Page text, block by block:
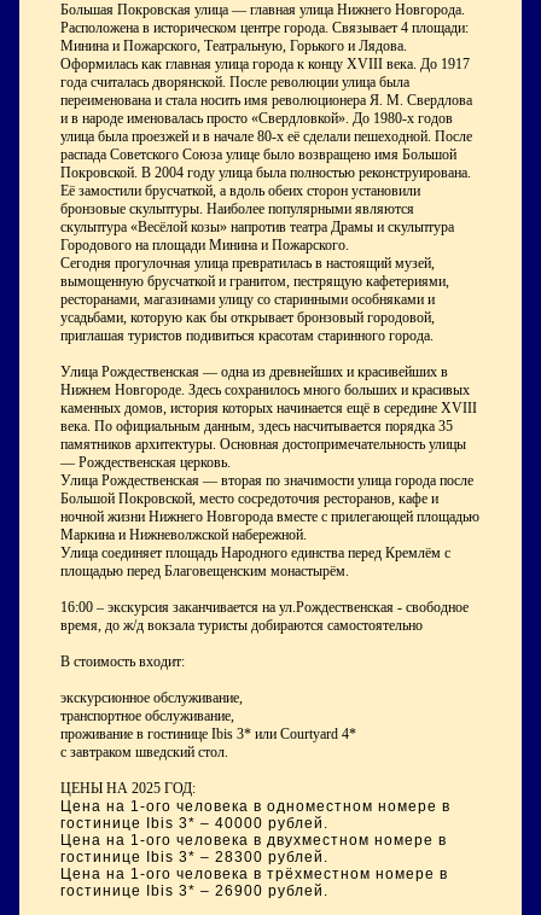
Большая Покровская улица — главная улица Нижнего Новгорода.
Расположена в историческом центре города. Связывает 4 площади:
Минина и Пожарского, Театральную, Горького и Лядова.
Оформилась как главная улица города к концу XVIII века. До 1917
года считалась дворянской. После революции улица была
переименована и стала носить имя революционера Я. М. Свердлова
и в народе именовалась просто «Свердловкой». До 1980-х годов
улица была проезжей и в начале 80-х её сделали пешеходной. После
распада Советского Союза улице было возвращено имя Большой
Покровской. В 2004 году улица была полностью реконструирована.
Её замостили брусчаткой, а вдоль обеих сторон установили
бронзовые скульптуры. Наиболее популярными являются
скульптура «Весёлой козы» напротив театра Драмы и скульптура
Городового на площади Минина и Пожарского.
Сегодня прогулочная улица превратилась в настоящий музей,
вымощенную брусчаткой и гранитом, пестрящую кафетериями,
ресторанами, магазинами улицу со старинными особняками и
усадьбами, которую как бы открывает бронзовый городовой,
приглашая туристов подивиться красотам старинного города.
Улица Рождественская — одна из древнейших и красивейших в
Нижнем Новгороде. Здесь сохранилось много больших и красивых
каменных домов, история которых начинается ещё в середине XVIII
века. По официальным данным, здесь насчитывается порядка 35
памятников архитектуры. Основная достопримечательность улицы
— Рождественская церковь.
Улица Рождественская — вторая по значимости улица города после
Большой Покровской, место сосредоточия ресторанов, кафе и
ночной жизни Нижнего Новгорода вместе с прилегающей площадью
Маркина и Нижневолжской набережной.
Улица соединяет площадь Народного единства перед Кремлём с
площадью перед Благовещенским монастырём.
16:00 – экскурсия заканчивается на ул.Рождественская - свободное
время, до ж/д вокзала туристы добираются самостоятельно
В стоимость входит:
экскурсионное обслуживание,
транспортное обслуживание,
проживание в гостинице Ibis 3* или Courtyard 4*
с завтраком шведский стол.
ЦЕНЫ НА 2025 ГОД:
Цена на 1-ого человека в одноместном номере в
гостинице Ibis 3* – 40000 рублей.
Цена на 1-ого человека в двухместном номере в
гостинице Ibis 3* – 28300 рублей.
Цена на 1-ого человека в трёхместном номере в
гостинице Ibis 3* – 26900 рублей.